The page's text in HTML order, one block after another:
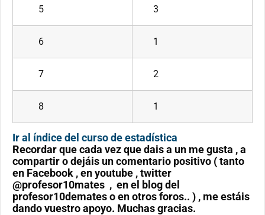
5 3
6 1
7 2
8 1
Ir al índice del curso de estadística
Recordar que cada vez que dais a un me gusta , a
compartir o dejáis un comentario positivo ( tanto
en Facebook , en youtube , twitter
@profesor10mates , en el blog del
profesor10demates o en otros foros.. ) , me estáis
dando vuestro apoyo. Muchas gracias.